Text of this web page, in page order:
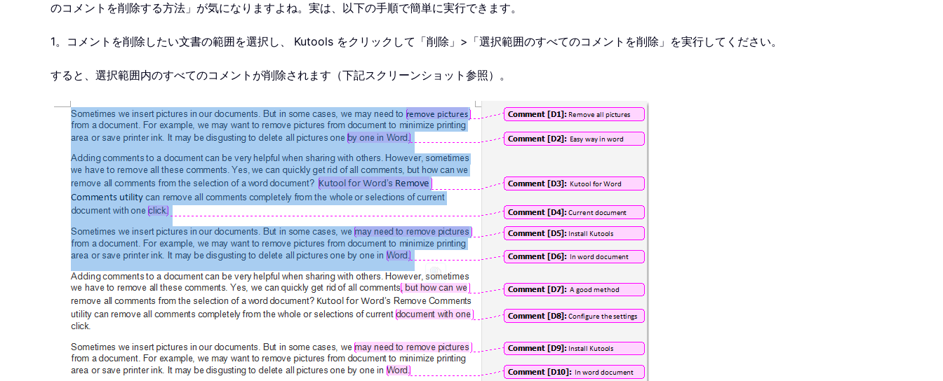
のコメントを削除する方法」が気になりますよね。実は、以下の手順で簡単に実行できます。
1。コメントを削除したい文書の範囲を選択し、 Kutools をクリックして「削除」>「選択範囲のすべてのコメントを削除」を実行してください。
すると、選択範囲内のすべてのコメントが削除されます（下記スクリーンショット参照）。